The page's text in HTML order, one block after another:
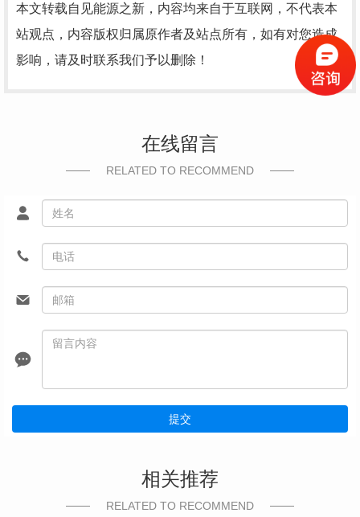
本文转载自见能源之新，内容均来自于互联网，不代表本
站观点，内容版权归属原作者及站点所有，如有对您造成
影响，请及时联系我们予以删除！
在线留言
RELATED TO RECOMMEND
提交
相关推荐
RELATED TO RECOMMEND